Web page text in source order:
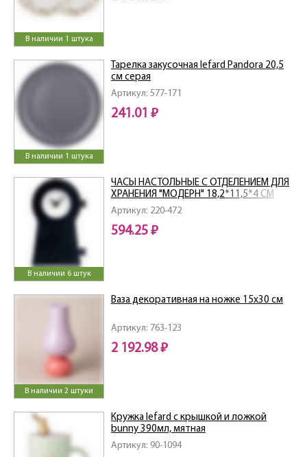
В наличии 1 штука
В наличии 1 штука
Артикул: 577-171
Тарелка закусочная lefard Pandora 20,5
см серая
241.01 ₽
В наличии 6 штук
Артикул: 220-472
ЧАСЫ НАСТОЛЬНЫЕ С ОТДЕЛЕНИЕМ ДЛЯ
ХРАНЕНИЯ "МОДЕРН" 18,2*11,5*4 СМ
594.25 ₽
В наличии 2 штуки
Артикул: 763-123
Ваза декоративная на ножке 15х30 см
2 192.98 ₽
Артикул: 90-1094
Кружка lefard с крышкой и ложкой
bunny 390мл, мятная